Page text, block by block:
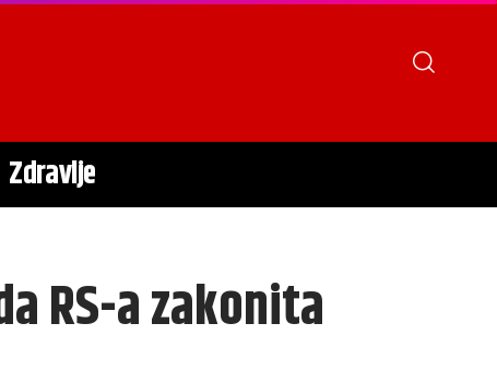
Zdravlje
RS-a zakonita